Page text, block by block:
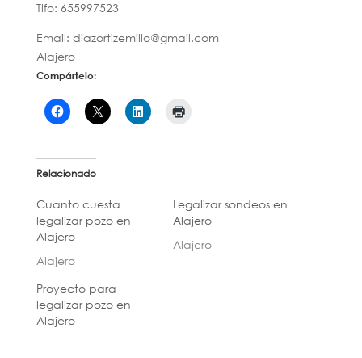
Tlfo: 655997523
Email: diazortizemilio@gmail.com
Alajero
Compártelo:
Relacionado
Cuanto cuesta
legalizar pozo en
Alajero
Alajero
Legalizar sondeos en
Alajero
Alajero
Proyecto para
legalizar pozo en
Alajero